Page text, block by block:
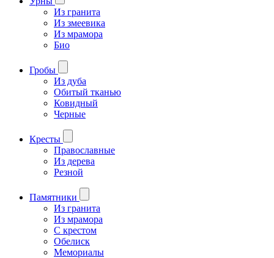
Из гранита
Из змеевика
Из мрамора
Био
Гробы
Из дуба
Обитый тканью
Ковидный
Черные
Кресты
Православные
Из дерева
Резной
Памятники
Из гранита
Из мрамора
С крестом
Обелиск
Мемориалы